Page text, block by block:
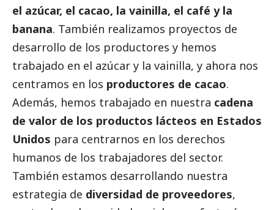
el azúcar, el cacao, la vainilla, el café y la
banana. También realizamos proyectos de
desarrollo de los productores y hemos
trabajado en el azúcar y la vainilla, y ahora nos
centramos en los productores de cacao.
Además, hemos trabajado en nuestra cadena
de valor de los productos lácteos en Estados
Unidos para centrarnos en los derechos
humanos de los trabajadores del sector.
También estamos desarrollando nuestra
estrategia de diversidad de proveedores,